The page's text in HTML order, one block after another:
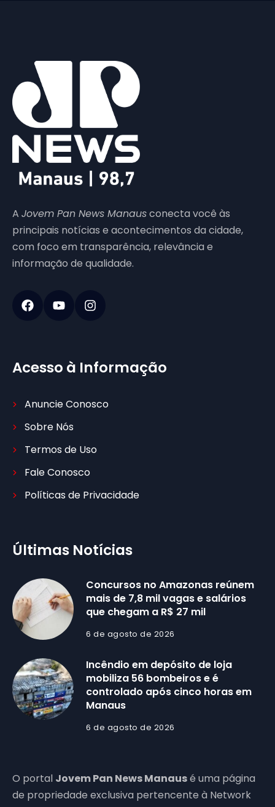
A Jovem Pan News Manausconecta você às
principais notícias e acontecimentos da cidade,
com foco em transparência, relevância e
informação de qualidade.
Acesso à Informação
Anuncie Conosco
Sobre Nós
Termos de Uso
Fale Conosco
Políticas de Privacidade
Últimas Notícias
Concursos no Amazonas reúnem
mais de 7,8 mil vagas e salários
que chegam a R$ 27 mil
6 de agosto de 2026
Incêndio em depósito de loja
mobiliza 56 bombeiros e é
controlado após cinco horas em
Manaus
6 de agosto de 2026
O portal Jovem Pan News Manausé uma página
de propriedade exclusiva pertencente à Network